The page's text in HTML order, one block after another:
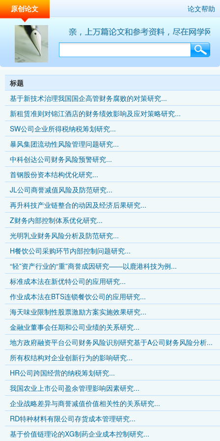
原创论文 论文帮助
标题
基于新技术治理我国国企高管财务腐败的对策研究...
新租赁准则对锦江酒店的财务绩效影响及应对策略研究...
SW公司企业所得税纳税筹划研究...
暴风集团流动性风险管理问题研究...
中科创达公司财务风险预警研究...
首钢股份资本结构优化研究...
JL公司商誉减值风险及防范研究...
再升科技产业链整合的动因及经济后果研究...
Z财务内部控制体系优化研究...
光明乳业财务风险分析及防范研究...
H餐饮公司采购环节内部控制问题研究...
“轻”资产行业的“重”商誉成因研究——以鹿港科技为例...
标准成本法在新优特公司的应用研究...
作业成本法在BTS连锁餐饮公司的应用研究...
海天味业限制性股票激励方案实施效果研究...
金融业董事会任期和公司业绩的关系研究...
地方政府融资平台公司财务风险识别研究基于A公司财务风险分析...
所有权结构对企业创新行为的影响研究...
HR公司跨国经营的纳税筹划研究...
我国农业上市公司盈余管理影响因素研究...
企业战略差异与商誉减值价值相关性的关系研究...
RD特种材料有限公司存货成本管理研究...
基于价值链理论的XG制药企业成本控制研究...